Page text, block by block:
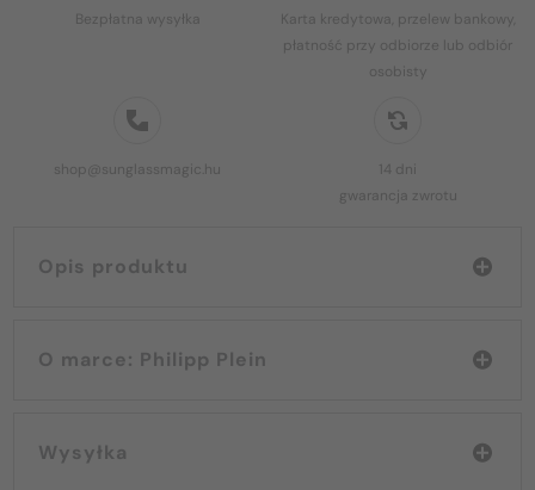
Bezpłatna wysyłka
Karta kredytowa, przelew bankowy,
płatność przy odbiorze lub odbiór
osobisty
shop@sunglassmagic.hu
14 dni
gwarancja zwrotu
Opis produktu
O marce: Philipp Plein
Wysyłka